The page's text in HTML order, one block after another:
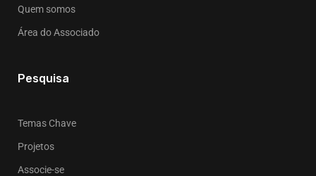
Quem somos
Área do Associado
Pesquisa
Temas Chave
Projetos
Associe-se